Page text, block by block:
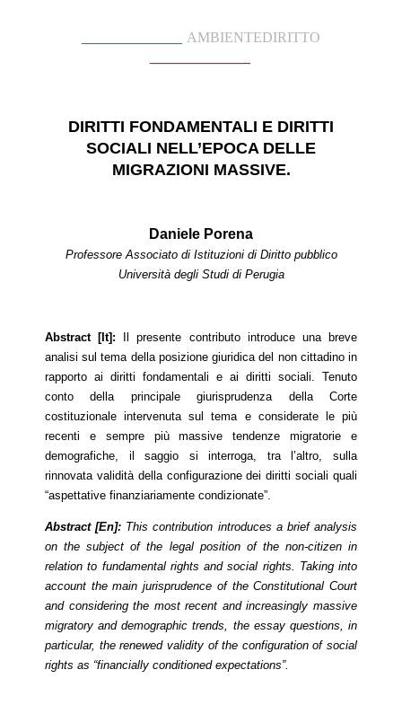
AMBIENTEDIRITTO
DIRITTI FONDAMENTALI E DIRITTI
SOCIALI NELL’EPOCA DELLE
MIGRAZIONI MASSIVE.
Daniele Porena
Professore Associato di Istituzioni di Diritto pubblico
Università degli Studi di Perugia
Abstract [It]:
Il presente contributo introduce una breve
analisi sul tema della posizione giuridica del non cittadino in
rapporto ai diritti fondamentali e ai diritti sociali. Tenuto
conto della principale giurisprudenza della Corte
costituzionale intervenuta sul tema e considerate le più
recenti e sempre più massive tendenze migratorie e
demografiche, il saggio si interroga, tra l’altro, sulla
rinnovata validità della configurazione dei diritti sociali quali
“aspettative finanziariamente condizionate”.
Abstract [En]: This contribution introduces a brief analysis
on the subject of the legal position of the non-citizen in
relation to fundamental rights and social rights. Taking into
account the main jurisprudence of the Constitutional Court
and considering the most recent and increasingly massive
migratory and demographic trends, the essay questions, in
particular, the renewed validity of the configuration of social
rights as “financially conditioned expectations”.